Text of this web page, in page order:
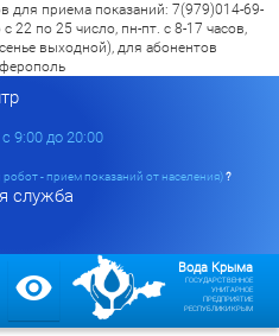
для приема показаний: 7(979)014-69-
22 по 25 число, пн-пт. с 8-17 часов,
выходной), для абонентов
9:00 до 20:00
- прием показаний от населения)?
служба
Вода Крыма
ГОСУДАРСТВЕННОЕ
УНИТАРНОЕ
ПРЕДПРИЯТИЕ
РЕСПУБЛИКИ КРЫМ